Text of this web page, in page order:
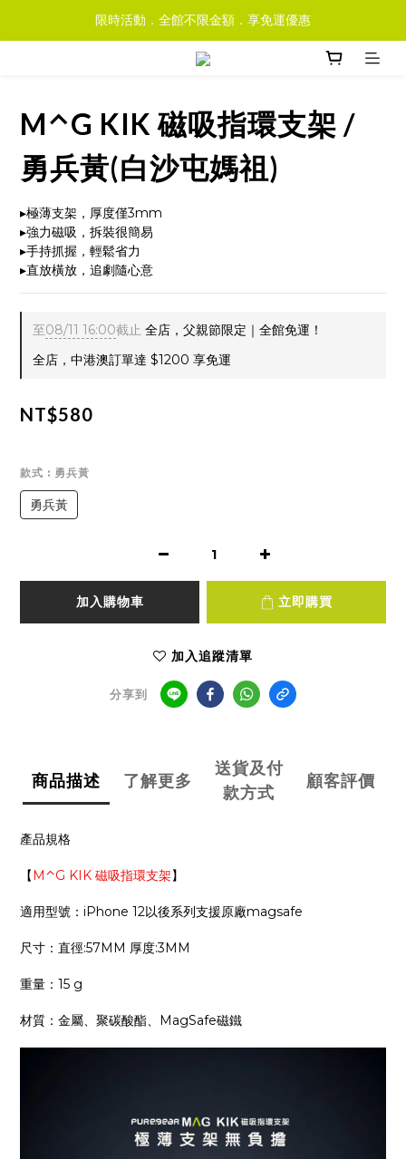
限時活動．全館不限金額．享免運優惠
M⌃G KIK 磁吸指環支架 /
勇兵黃(白沙屯媽祖)
▸極薄支架，厚度僅3mm
▸強力磁吸，拆裝很簡易
▸手持抓握，輕鬆省力
▸直放橫放，追劇隨心意
至08/11 16:00截止 全店，父親節限定｜全館免運！
全店，中港澳訂單達 $1200 享免運
NT$580
款式 : 勇兵黃
勇兵黃
加入購物車 立即購買
加入追蹤清單
分享到
商品描述 了解更多
送貨及付
款方式
顧客評價
產品規格
【 M⌃G KIK 磁吸指環支架】
適用型號：iPhone 12以後系列支援原廠magsafe
尺寸：直徑:57MM 厚度:3MM
重量：15 g
材質：金屬、聚碳酸酯、MagSafe磁鐵